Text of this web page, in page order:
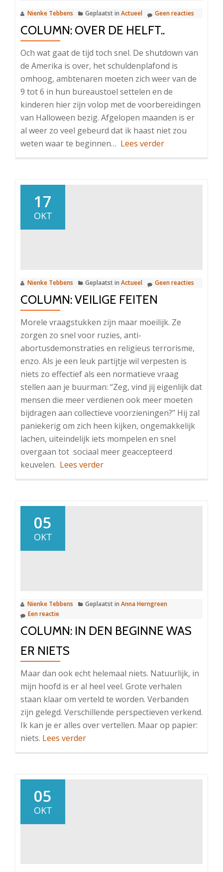
Nienke Tebbens Geplaatst in Actueel Geen reacties
COLUMN: OVER DE HELFT..
Och wat gaat de tijd toch snel. De shutdown van
de Amerika is over, het schuldenplafond is
omhoog, ambtenaren moeten zich weer van de
9 tot 6 in hun bureaustoel settelen en de
kinderen hier zijn volop met de voorbereidingen
van Halloween bezig. Afgelopen maanden is er
al weer zo veel gebeurd dat ik haast niet zou
weten waar te beginnen… Lees verderOverColumn:
17
OKT
Nienke Tebbens Geplaatst in Actueel Geen reacties
COLUMN: VEILIGE FEITEN
Morele vraagstukken zijn maar moeilijk. Ze
zorgen zo snel voor ruzies, anti-
abortusdemonstraties en religieus terrorisme,
enzo. Als je een leuk partijtje wil verpesten is
niets zo effectief als een normatieve vraag
stellen aan je buurman: “Zeg, vind jij eigenlijk dat
mensen die meer verdienen ook meer moeten
bijdragen aan collectieve voorzieningen?” Hij zal
paniekerig om zich heen kijken, ongemakkelijk
lachen, uiteindelijk iets mompelen en snel
overgaan tot sociaal meer geaccepteerd
keuvelen. Lees verderOverColumn:
05
OKT
Nienke Tebbens Geplaatst in Anna Herngreen
Een reactie
COLUMN: IN DEN BEGINNE WAS
ER NIETS
Maar dan ook echt helemaal niets. Natuurlijk, in
mijn hoofd is er al heel veel. Grote verhalen
staan klaar om verteld te worden. Verbanden
zijn gelegd. Verschillende perspectieven verkend.
Ik kan je er alles over vertellen. Maar op papier:
niets. Lees verderOverColumn:
05
OKT